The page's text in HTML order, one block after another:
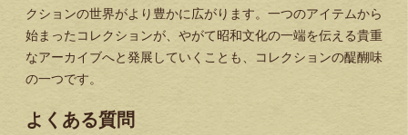
クションの世界がより豊かに広がります。一つのアイテムから
始まったコレクションが、やがて昭和文化の一端を伝える貴重
なアーカイブへと発展していくことも、コレクションの醍醐味
の一つです。
よくある質問